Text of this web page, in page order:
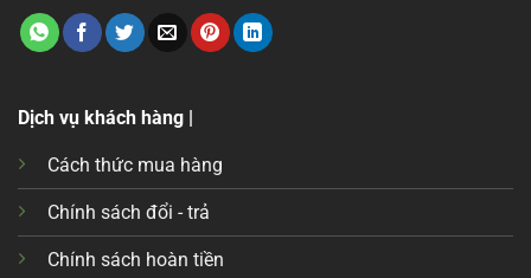
Dịch vụ khách hàng |
Cách thức mua hàng
Chính sách đổi - trả
Chính sách hoàn tiền